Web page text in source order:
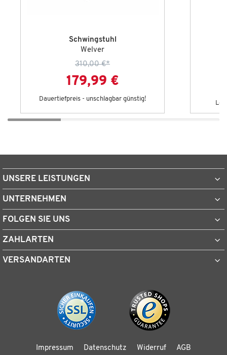
Schwingstuhl
Welver
310,00 €*
179,99 €
Dauertiefpreis - unschlagbar günstig!
UNSERE LEISTUNGEN
UNTERNEHMEN
FOLGEN SIE UNS
ZAHLARTEN
VERSANDARTEN
Impressum Datenschutz Widerruf AGB